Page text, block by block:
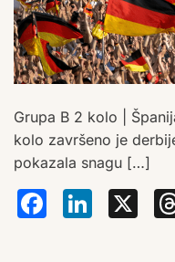
Grupa B 2 kolo |
kolo završeno je
pokazala snagu […]